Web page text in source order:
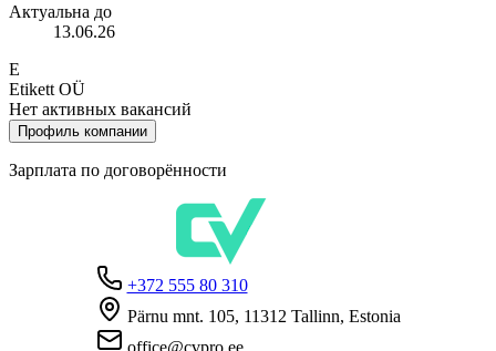
Актуальна до
13.06.26
E
Etikett OÜ
Нет активных вакансий
Профиль компании
Зарплата по договорённости
+372 555 80 310
Pärnu mnt. 105, 11312 Tallinn, Estonia
office@cvpro.ee